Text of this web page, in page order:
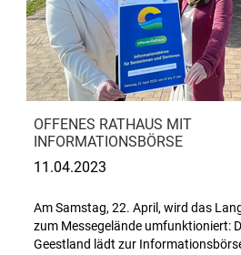
OFFENES RATHAUS MIT
INFORMATIONSBÖRSE
11.04.2023
Am Samstag, 22. April, wird das
zum Messegelände umfunktioniert:
Geestland lädt zur